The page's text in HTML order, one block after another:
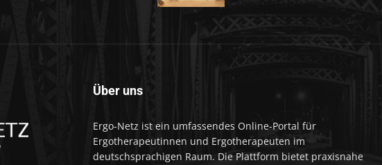
Über uns
Ergo-Netz ist ein umfassendes Online-Portal für
Ergotherapeutinnen und Ergotherapeuten im
deutschsprachigen Raum. Die Plattform bietet praxisnahe